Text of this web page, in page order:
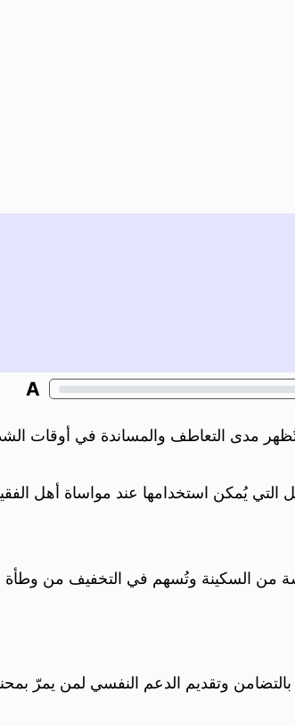
A
تُظهر مدى التعاطف والمساندة في أوقات
يُمكن استخدامها عند مواساة أهل
من السكينة وتُسهم في التخفيف من وطأة
وتقديم الدعم النفسي لمن يمرّ